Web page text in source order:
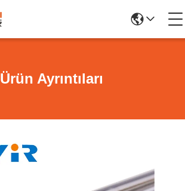
Ürün Ayrıntıları